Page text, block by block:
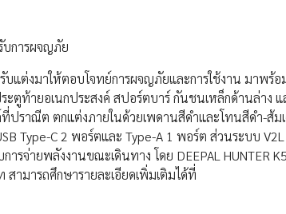
บการผจญภัย
แต่งมาให้ตอบโจทย์การผจญภัยและการใช้งาน มาพร้อ
ตูท้ายอเนกประสงค์ สปอร์ตบาร์ กันชนเหล็กด้านล่าง
ราณีต ตกแต่งภายในด้วยเพดานสีดำและโทนสีดำ-ส้ม
Type-C 2 พอร์ตและ Type-A 1 พอร์ต ส่วนระบบ V2L
จ่ายพลังงานขณะเดินทาง โดย DEEPAL HUNTER
ามารถศึกษารายละเอียดเพิ่มเติมได้ที่